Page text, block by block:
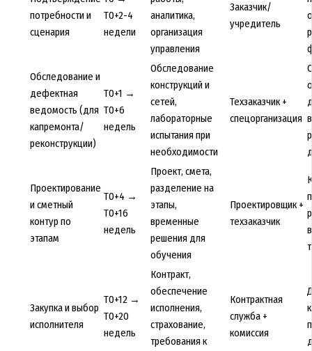
потребности и
сценария
T0+2-4
недели
аналитика,
организация
управления
Заказчик/
учредитель
Обследование и
дефектная
ведомость (для
капремонта/
реконструкции)
T0+1 →
T0+6
недель
Обследование
конструкций и
сетей,
лабораторные
испытания при
необходимости
Техзаказчик +
спецорганизация
Проектирование
и сметный
контур по
этапам
T0+4 →
T0+16
недель
Проект, смета,
разделение на
этапы,
временные
решения для
обучения
Проектировщик +
техзаказчик
Закупка и выбор
исполнителя
T0+12 →
T0+20
недель
Контракт,
обеспечение
исполнения,
страхование,
требования к
Контрактная
служба +
комиссия